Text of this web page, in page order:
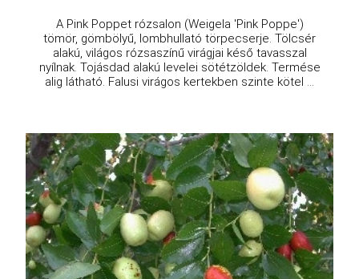
A Pink Poppet rózsalon (Weigela 'Pink Poppe')
tömör, gömbölyű, lombhullató törpecserje. Tölcsér
alakú, világos rózsaszínű virágjai késő tavasszal
nyílnak. Tojásdad alakú levelei sötétzöldek. Termése
alig látható. Falusi virágos kertekben szinte kötel ...